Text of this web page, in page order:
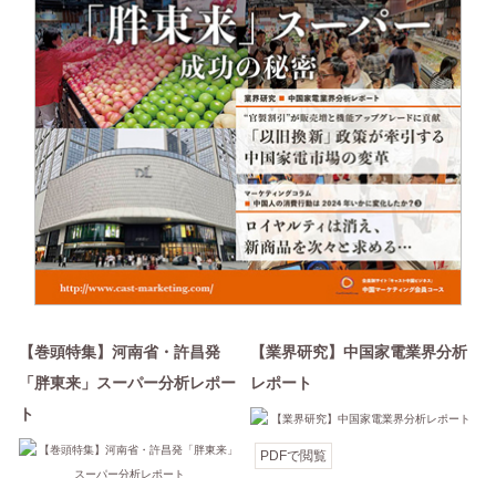
【巻頭特集】河南省・許昌発
「胖東来」スーパー分析レポー
ト
【業界研究】中国家電業界分析
レポート
PDFで閲覧